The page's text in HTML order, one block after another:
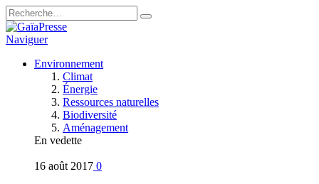
Naviguer
Environnement
Climat
Énergie
Ressources naturelles
Biodiversité
Aménagement
En vedette
16 août 2017 0